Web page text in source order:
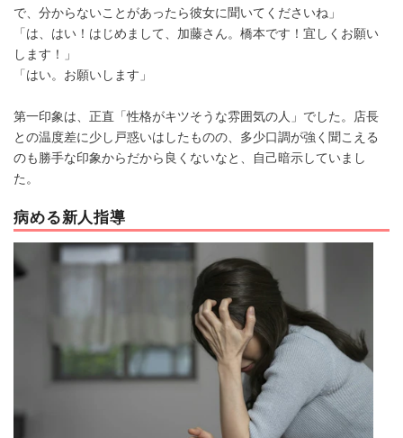
で、分からないことがあったら彼女に聞いてくださいね」
「は、はい！はじめまして、加藤さん。橋本です！宜しくお願い
します！」
「はい。お願いします」
第一印象は、正直「性格がキツそうな雰囲気の人」でした。店長
との温度差に少し戸惑いはしたものの、多少口調が強く聞こえる
のも勝手な印象からだから良くないなと、自己暗示していまし
た。
病める新人指導